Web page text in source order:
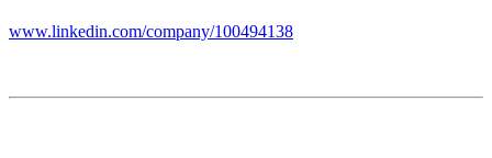
www.linkedin.com/company/100494138